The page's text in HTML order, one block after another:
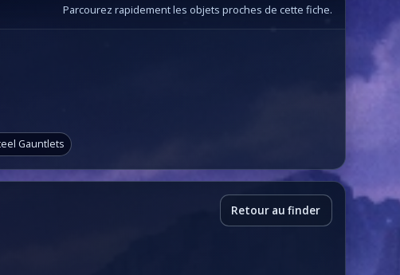
Parcourez rapidement les objets proches de cette fiche.
Gauntlets
Retour au finder